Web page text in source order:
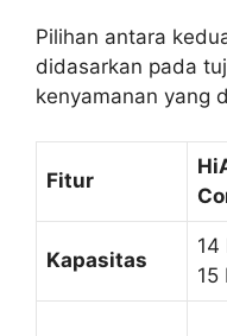
Pilihan antara
didasarkan pada
kenyamanan yang
Fitur
Kapasitas
14
15